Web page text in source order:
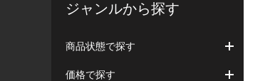
ジャンルから探す
商品状態で探す
価格で探す